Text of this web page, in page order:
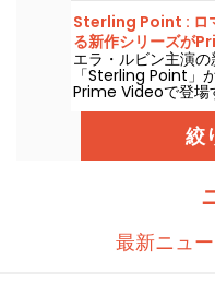
Sterling Point : ロ
る新作シリーズが
エラ・ルビン主演
「Sterling Point」
Prime Videoで登場
絞
最新ニュ